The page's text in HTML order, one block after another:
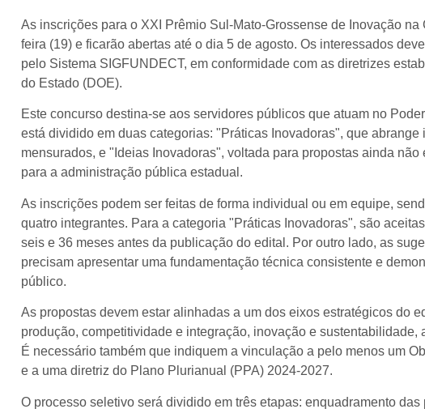
As inscrições para o XXI Prêmio Sul-Mato-Grossense de Inovação
feira (19) e ficarão abertas até o dia 5 de agosto. Os interessados
pelo Sistema SIGFUNDECT, em conformidade com as diretrizes
do Estado (DOE).
Este concurso destina-se aos servidores públicos que atuam no
está dividido em duas categorias: "Práticas Inovadoras", que
mensurados, e "Ideias Inovadoras", voltada para propostas ainda
para a administração pública estadual.
As inscrições podem ser feitas de forma individual ou em equipe,
quatro integrantes. Para a categoria "Práticas Inovadoras", são
seis e 36 meses antes da publicação do edital. Por outro lado, as
precisam apresentar uma fundamentação técnica consistente e
público.
As propostas devem estar alinhadas a um dos eixos estratégicos do
produção, competitividade e integração, inovação e
É necessário também que indiquem a vinculação a pelo menos um
e a uma diretriz do Plano Plurianual (PPA) 2024-2027.
O processo seletivo será dividido em três etapas: enquadramento